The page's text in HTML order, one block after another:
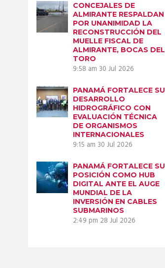
CONCEJALES DE
ALMIRANTE RESPALDAN
POR UNANIMIDAD LA
RECONSTRUCCIÓN DEL
MUELLE FISCAL DE
ALMIRANTE, BOCAS DEL
TORO
9:58 am 30 Jul 2026
PANAMÁ FORTALECE SU
DESARROLLO
HIDROGRÁFICO CON
EVALUACIÓN TÉCNICA
DE ORGANISMOS
INTERNACIONALES
9:15 am 30 Jul 2026
PANAMÁ FORTALECE SU
POSICIÓN COMO HUB
DIGITAL ANTE EL AUGE
MUNDIAL DE LA
INVERSIÓN EN CABLES
SUBMARINOS
2:49 pm 28 Jul 2026